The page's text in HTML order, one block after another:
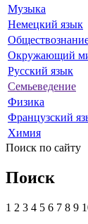
Музыка
Немецкий язык
Окружающий
Русский язык
Семьеведение
Физика
Французский
Химия
Поиск по сайту
Поиск
1 2 3 4 5 6 7 8 9